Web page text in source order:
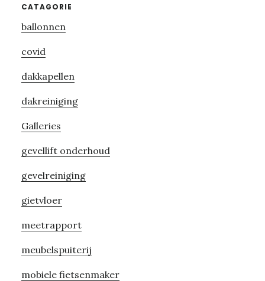
Primary
Sidebar
CATAGORIE
ballonnen
covid
dakkapellen
dakreiniging
Galleries
gevellift onderhoud
gevelreiniging
gietvloer
meetrapport
meubelspuiterij
mobiele fietsenmaker